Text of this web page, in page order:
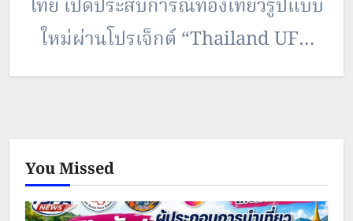
ไทย เปิดประสบการณ์ท่องเที่ยวรูปแบบ
ใหม่ผ่านโปรเจ็กต์ “Thailand UFO
Days ตามรอยยูเอฟโอ รวมตัวคนเอ
และมุมมองทางวิทยาศาสตร์เข้าด้วย
กันอย่างสร้างสรรค์ เปิดมิติเที่ยวไทย
You Missed